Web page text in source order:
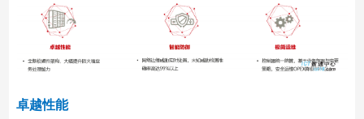
卓越性能